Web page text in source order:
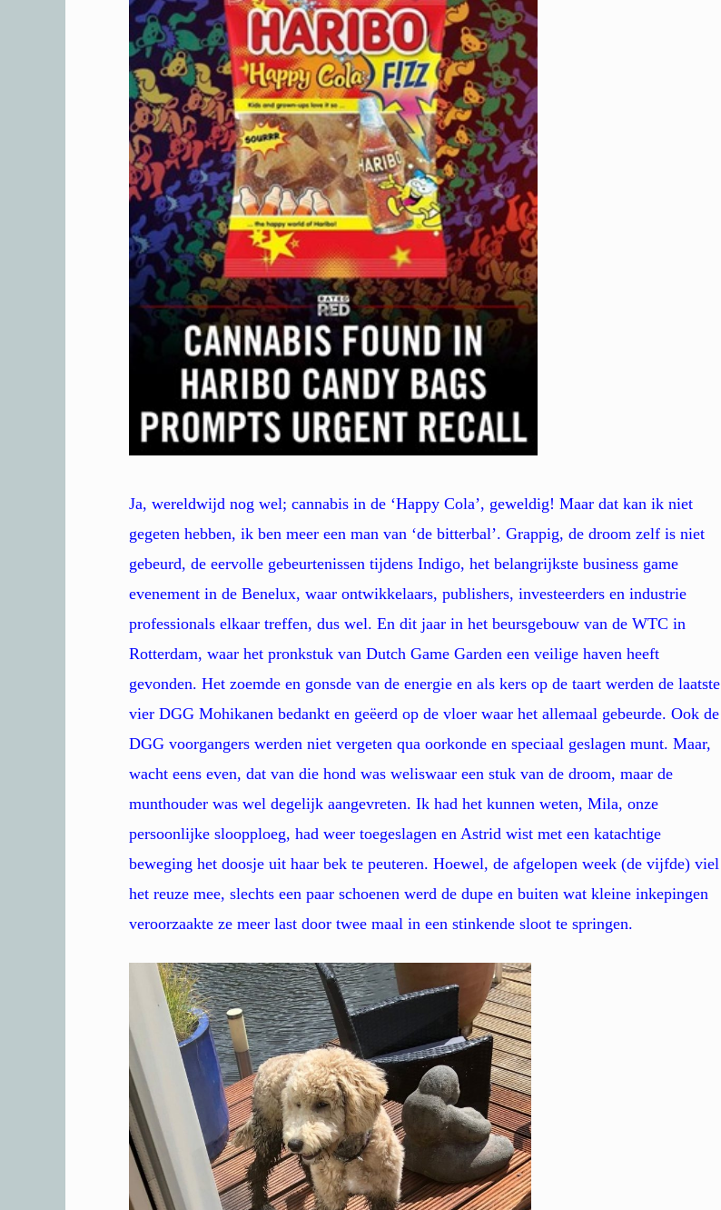
Ja, wereldwijd nog wel; cannabis in de ‘Happy Cola’, geweldig! Maar dat kan ik niet
gegeten hebben, ik ben meer een man van ‘de bitterbal’. Grappig, de droom zelf is niet
gebeurd, de eervolle gebeurtenissen tijdens Indigo, het belangrijkste business game
evenement in de Benelux, waar ontwikkelaars, publishers, investeerders en industrie
professionals elkaar treffen, dus wel. En dit jaar in het beursgebouw van de WTC in
Rotterdam, waar het pronkstuk van Dutch Game Garden een veilige haven heeft
gevonden. Het zoemde en gonsde van de energie en als kers op de taart werden de laatste
vier DGG Mohikanen bedankt en geëerd op de vloer waar het allemaal gebeurde. Ook de
DGG voorgangers werden niet vergeten qua oorkonde en speciaal geslagen munt. Maar,
wacht eens even, dat van die hond was weliswaar een stuk van de droom, maar de
munthouder was wel degelijk aangevreten. Ik had het kunnen weten, Mila, onze
persoonlijke sloopploeg, had weer toegeslagen en Astrid wist met een katachtige
beweging het doosje uit haar bek te peuteren. Hoewel, de afgelopen week (de vijfde) viel
het reuze mee, slechts een paar schoenen werd de dupe en buiten wat kleine inkepingen
veroorzaakte ze meer last door twee maal in een stinkende sloot te springen.